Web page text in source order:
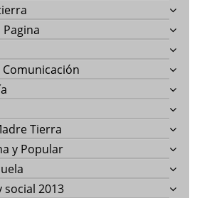
Comunicación
Tierra
y Popular
social 2013